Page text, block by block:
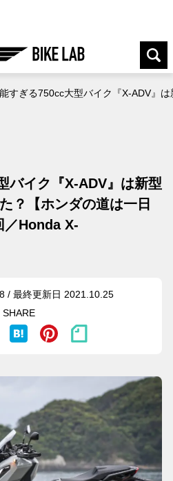
すぎる750cc大型バイク『X-ADV』
バイク『X-ADV』は新型
？【ホンダの道は一日
／Honda X-
/ 最終更新日 2021.10.25
SHARE